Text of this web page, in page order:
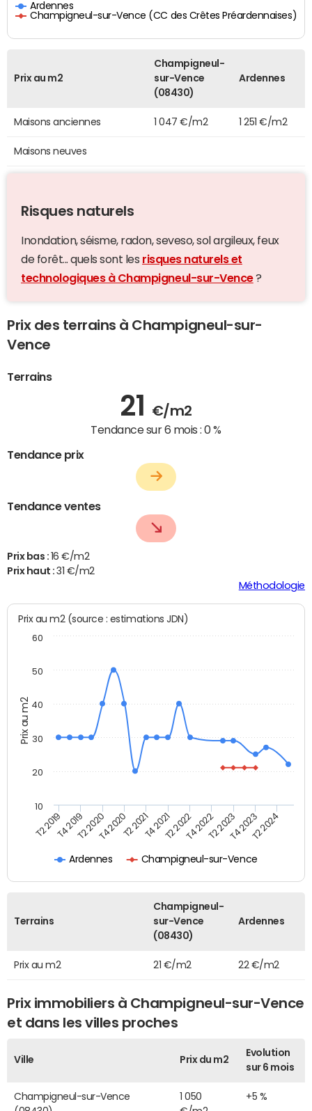
Ardennes
Champigneul-sur-Vence (CC des Crêtes Préardennaises)
Prix au m2
Champigneul-
sur-Vence
(08430)
Ardennes
Maisons anciennes 1 047 €/m2 1 251 €/m2
Maisons neuves
Risques naturels
Inondation, séisme, radon, seveso, sol argileux, feux
de forêt... quels sont les risques naturels et
technologiques à Champigneul-sur-Vence?
Prix des terrains à Champigneul-sur-
Vence
Terrains
21 €/m2
Tendance sur 6 mois :0 %
Tendance prix
Tendance ventes
Prix bas : 16 €/m2
Prix haut :31 €/m2
Méthodologie
Prix au m2
Prix au m2 (source : estimations JDN)
Ardennes Champigneul-sur-Vence
T2 2019T4 2019T2 2020T4 2020T2 2021T4 2021T2 2022T4 2022T2 2023T4 2023T2 2024
10
20
30
40
50
60
Terrains
Champigneul-
sur-Vence
(08430)
Ardennes
Prix au m2 21 €/m2 22 €/m2
Prix immobiliers à Champigneul-sur-Vence
et dans les villes proches
Ville Prix du m2
Evolution
sur 6 mois
Champigneul-sur-Vence
1 050
+5 %